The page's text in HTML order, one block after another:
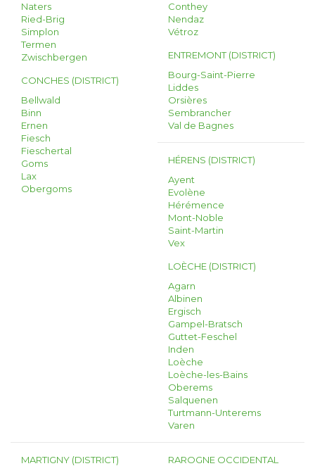
Naters
Ried-Brig
Simplon
Termen
Zwischbergen
CONCHES (DISTRICT)
Bellwald
Binn
Ernen
Fiesch
Fieschertal
Goms
Lax
Obergoms
Conthey
Nendaz
Vétroz
ENTREMONT (DISTRICT)
Bourg-Saint-Pierre
Liddes
Orsières
Sembrancher
Val de Bagnes
HÉRENS (DISTRICT)
Ayent
Evolène
Hérémence
Mont-Noble
Saint-Martin
Vex
LOÈCHE (DISTRICT)
Agarn
Albinen
Ergisch
Gampel-Bratsch
Guttet-Feschel
Inden
Loèche
Loèche-les-Bains
Oberems
Salquenen
Turtmann-Unterems
Varen
MARTIGNY (DISTRICT)
RAROGNE OCCIDENTAL